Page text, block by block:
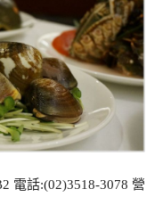
電話:(02)3518-3078 營